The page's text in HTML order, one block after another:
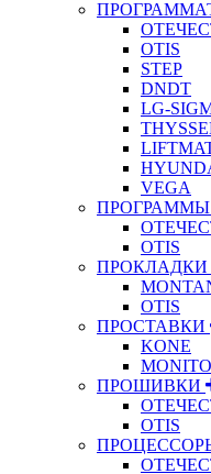
OTIS
STEP
DNDT
LG-
VEGA
ПРОГРАММЫ
OTIS
ПРОКЛАДКИ
OTIS
ПРОСТАВКИ
KONE
ПРОШИВКИ
OTIS